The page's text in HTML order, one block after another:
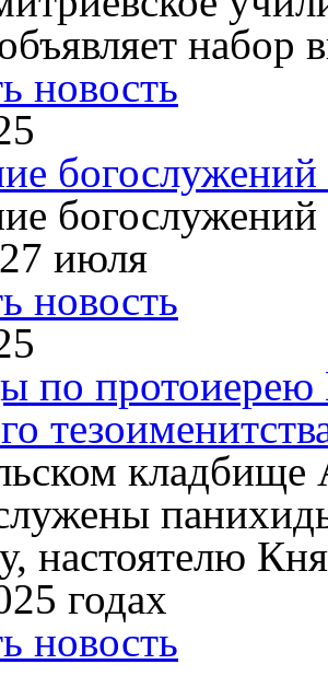
набор
новость
июля
новость
по
кладбище
настоятелю
годах
новость